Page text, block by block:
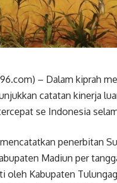
– Dalam kiprah
catatan kinerja
se Indonesia
penerbitan
Madiun per
oleh Kabupaten